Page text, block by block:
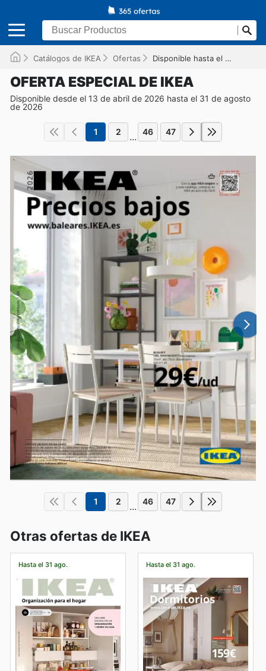
Catálogos de IKEA Ofertas Disponible hasta el 31/08/2026
OFERTA ESPECIAL DE IKEA
Disponible desde el 13 de abril de 2026 hasta el 31 de agosto
de 2026
1 2 ... 46 47
1 2 ... 46 47
Otras ofertas de IKEA
Hasta el 31 ago. Hasta el 31 ago.